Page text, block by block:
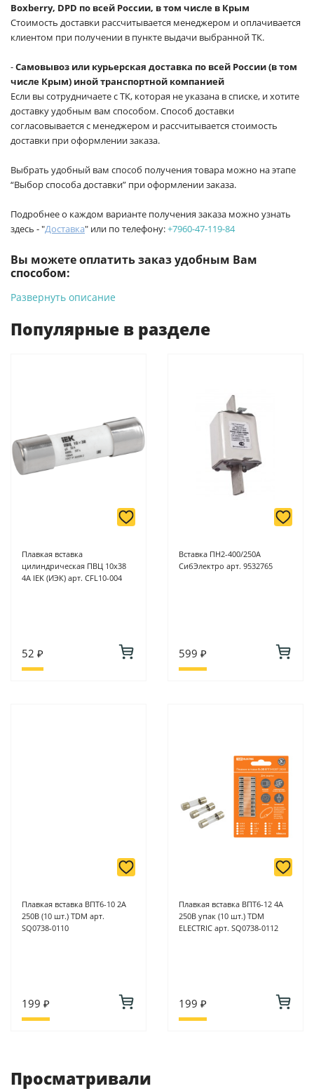
Boxberry, DPD по всей России, в том числе в Крым
Стоимость доставки рассчитывается менеджером и оплачивается
клиентом при получении в пункте выдачи выбранной ТК.
-Самовывоз или курьерская доставка по всей России (в том
числе Крым) иной транспортной компанией
Если вы сотрудничаете с ТК, которая не указана в списке, и хотите
доставку удобным вам способом. Способ доставки
согласовывается с менеджером и рассчитывается стоимость
доставки при оформлении заказа.
Выбрать удобный вам способ получения товара можно на этапе
“Выбор способа доставки” при оформлении заказа.
Подробнее о каждом варианте получения заказа можно узнать
здесь - "Доставка" или по телефону:+7960-47-119-84
Вы можете оплатить заказ удобным Вам
способом:
-Банковской картой на сайте ProffЭлектро. Данный вид
Для юридических лиц: переводом на расчетный счет при
онлайн оплате заказа на сайте.
Подробнее о способах оплаты можно узнать здесь - "Оплата"
Развернуть описание
Популярные в разделе
Плавкая вставка
цилиндрическая ПВЦ 10х38
4A IEK (ИЭК) арт. CFL10-004
52 ₽
Вставка ПН2-400/250А
СибЭлектро арт. 9532765
599 ₽
Плавкая вставка ВПТ6-10 2А
250В (10 шт.) TDM арт.
SQ0738-0110
199 ₽
Плавкая вставка ВПТ6-12 4А
250В упак (10 шт.) TDM
ELECTRIC арт. SQ0738-0112
199 ₽
Просматривали